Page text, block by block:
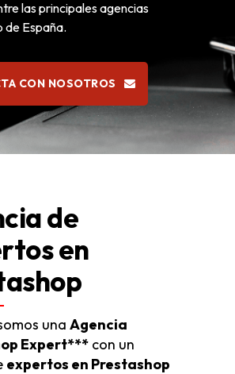
las principales agencias
de España.
CON NOSOTROS
de
en
una Agencia
Expert*** con un
expertos en Prestashop